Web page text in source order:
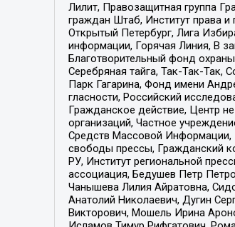
Лилит, Правозащитная группа
граждан Штаб, Институт права
Открытый Петербург, Лига
информации, Горячая Линия, В
Благотворительный фонд
Серебряная тайга, Так-Так-Так,
Парк Гагарина, Фонд имени
гласности, Российский
Гражданское действие, Центр
организаций, Частное
Средств Массовой Информации,
свободы прессы, Гражданский
РУ, Институт региональной
ассоциация, Бедушев Петр
Чанышева Лилия Айратовна,
Анатолий Николаевич, Дугин
Викторович, Мошель Ирина